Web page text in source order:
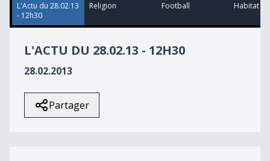
L'Actu du 28.02.13
- 12h30
Religion Football Habitat et
L'ACTU DU 28.02.13 - 12H30
28.02.2013
Partager